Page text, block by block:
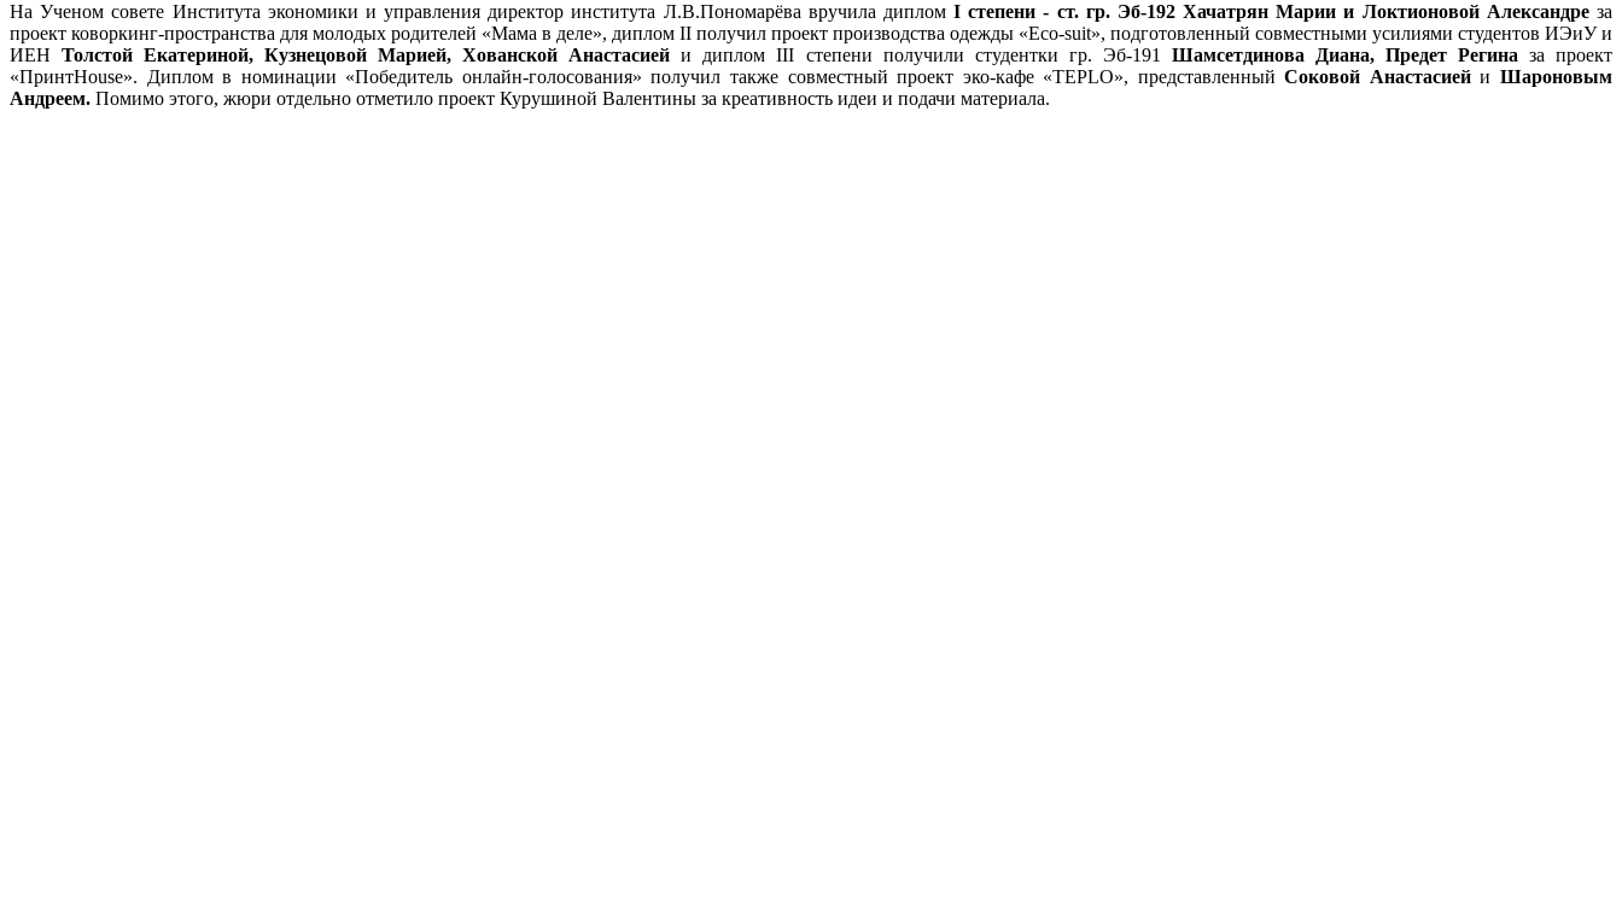
На Ученом совете Института экономики и управления директор института Л.В.Пономарёва вручила дипломI степени - ст. гр. Эб-192 Хачатрян Марии и Локтионовой Александреза
проект коворкинг-пространства для молодых родителей «Мама в деле», диплом II получил проект производства одежды «Eco-suit», подготовленный совместными усилиями студентов ИЭиУ и
ИЕНТолстой Екатериной, Кузнецовой Марией, Хованской Анастасиейи диплом III степени получили студентки гр. Эб-191 Шамсетдинова Диана, Предет Региназа проект
«ПринтHouse». Диплом в номинации «Победитель онлайн-голосования» получил также совместный проект эко-кафе «TEPLO», представленныйСоковой Анастасиейи Шароновым
Андреем. Помимо этого, жюри отдельно отметило проект Курушиной Валентины за креативность идеи и подачи материала.